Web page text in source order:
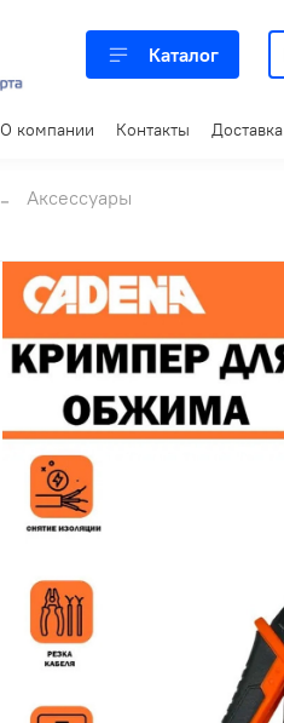
Каталог
О компании Контакты Доставка
Аксессуары